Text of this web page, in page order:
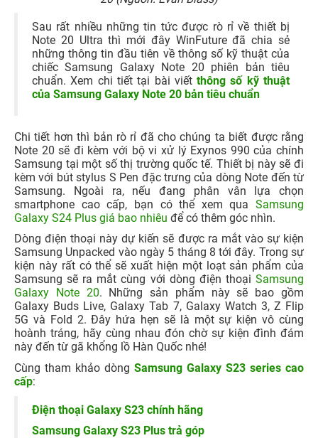
Sau rất nhiều những tin tức được rò rỉ về thiết bị
Note 20 Ultra thì mới đây WinFuture đã chia sẻ
những thông tin đầu tiên về thông số kỹ thuật của
chiếc Samsung Galaxy Note 20 phiên bản tiêu
chuẩn. Xem chi tiết tại bài viếtthông số kỹ thuật
của Samsung Galaxy Note 20 bản tiêu chuẩn
Chi tiết hơn thì bản rò rỉ đã cho chúng ta biết được rằng
Note 20 sẽ đi kèm với bộ vi xử lý Exynos 990 của chính
Samsung tại một số thị trường quốc tế. Thiết bị này sẽ đi
kèm với bút stylus S Pen đặc trưng của dòng Note đến từ
Samsung. Ngoài ra, nếu đang phân vân lựa chọn
smartphone cao cấp, bạn có thể xem qua Samsung
Galaxy S24 Plus giá bao nhiêu để có thêm góc nhìn.
Dòng điện thoại này dự kiến sẽ được ra mắt vào sự kiện
Samsung Unpacked vào ngày 5 tháng 8 tới đây. Trong sự
kiện này rất có thể sẽ xuất hiện một loạt sản phẩm của
Samsung sẽ ra mắt cùng với dòng điện thoại Samsung
Galaxy Note 20. Những sản phẩm này sẽ bao gồm
Galaxy Buds Live, Galaxy Tab 7, Galaxy Watch 3, Z Flip
5G và Fold 2. Đây hứa hẹn sẽ là một sự kiện vô cùng
hoành tráng, hãy cùng nhau đón chờ sự kiện đình đám
này đến từ gã khổng lồ Hàn Quốc nhé!
Cùng tham khảo dòng Samsung Galaxy S23 series cao
cấp:
Điện thoại Galaxy S23 chính hãng
Samsung Galaxy S23 Plus trả góp